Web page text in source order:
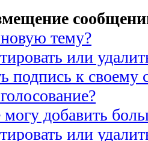
тему?
или
подпись к
добавить
или